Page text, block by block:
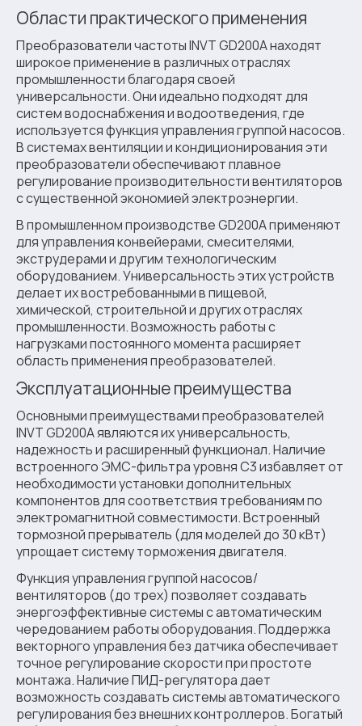
Области практического применения
Преобразователи частоты INVT GD200A находят
широкое применение в различных отраслях
промышленности благодаря своей
универсальности. Они идеально подходят для
систем водоснабжения и водоотведения, где
используется функция управления группой насосов.
В системах вентиляции и кондиционирования эти
преобразователи обеспечивают плавное
регулирование производительности вентиляторов
с существенной экономией электроэнергии.
В промышленном производстве GD200A применяют
для управления конвейерами, смесителями,
экструдерами и другим технологическим
оборудованием. Универсальность этих устройств
делает их востребованными в пищевой,
химической, строительной и других отраслях
промышленности. Возможность работы с
нагрузками постоянного момента расширяет
область применения преобразователей.
Эксплуатационные преимущества
Основными преимуществами преобразователей
INVT GD200A являются их универсальность,
надежность и расширенный функционал. Наличие
встроенного ЭМС-фильтра уровня С3 избавляет от
необходимости установки дополнительных
компонентов для соответствия требованиям по
электромагнитной совместимости. Встроенный
тормозной прерыватель (для моделей до 30 кВт)
упрощает систему торможения двигателя.
Функция управления группой насосов/
вентиляторов (до трех) позволяет создавать
энергоэффективные системы с автоматическим
чередованием работы оборудования. Поддержка
векторного управления без датчика обеспечивает
точное регулирование скорости при простоте
монтажа. Наличие ПИД-регулятора дает
возможность создавать системы автоматического
регулирования без внешних контроллеров. Богатый